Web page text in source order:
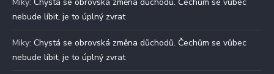
nebude líbit, je to úplný zvrat
Miky: Chystá se obrovská změna důchodů. Čechům se vůbec
nebude líbit, je to úplný zvrat